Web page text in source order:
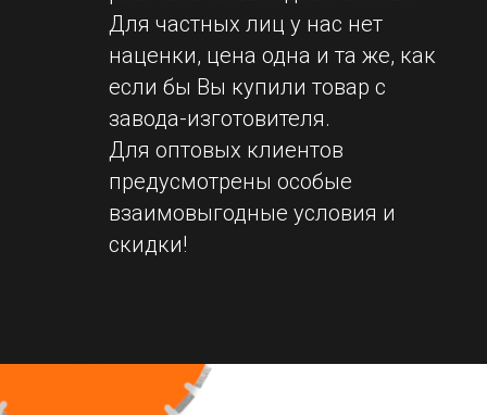
Для частных лиц у нас нет
наценки, цена одна и та же, как
если бы Вы купили товар с
завода-изготовителя.
Для оптовых клиентов
предусмотрены особые
взаимовыгодные условия и
скидки!